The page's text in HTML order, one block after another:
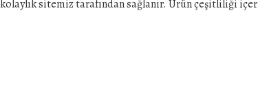
sitemiz tarafından sağlanır. Ürün çeşitliliği